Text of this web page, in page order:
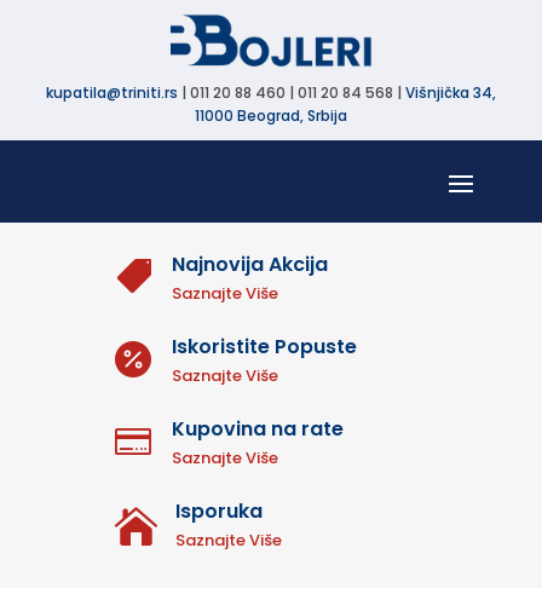
kupatila@triniti.rs | 011 20 88 460 | 011 20 84 568 | Višnjička 34,
11000 Beograd, Srbija
 Najnovija Akcija
Saznajte Više
 Iskoristite Popuste
Saznajte Više
 Kupovina na rate
Saznajte Više
 Isporuka
Saznajte Više